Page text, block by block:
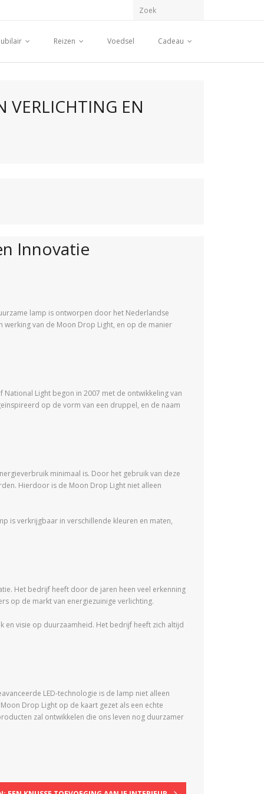
Reizen Voedsel Cadeau
VERLICHTING EN
Innovatie
lamp is ontworpen door het Nederlandse
van de Moon Drop Light, en op de manier
Light begon in 2007 met de ontwikkeling van
op de vorm van een druppel, en de naam
minimaal is. Door het gebruik van deze
Hierdoor is de Moon Drop Light niet alleen
is verkrijgbaar in verschillende kleuren en maten,
Het bedrijf heeft door de jaren heen veel erkenning
op de markt van energiezuinige verlichting.
en visie op duurzaamheid. Het bedrijf heeft zich altijd
LED-technologie is de lamp niet alleen
Drop Light op de kaart gezet als een echte
zal ontwikkelen die ons leven nog duurzamer